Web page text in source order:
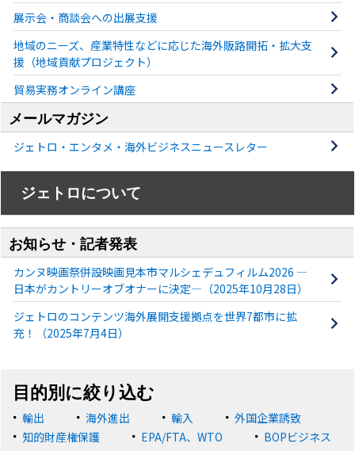
展示会・商談会への出展支援
地域のニーズ、産業特性などに応じた海外販路開拓・拡大支
援（地域貢献プロジェクト）
貿易実務オンライン講座
メールマガジン
ジェトロ・エンタメ・海外ビジネスニュースレター
ジェトロについて
お知らせ・記者発表
カンヌ映画祭併設映画見本市マルシェデュフィルム2026 ―
日本がカントリーオブオナーに決定―（2025年10月28日）
ジェトロのコンテンツ海外展開支援拠点を世界7都市に拡
充！（2025年7月4日）
目的別に絞り込む
輸出 海外進出 輸入
外国企業誘致
知的財産権保護
EPA/FTA、WTO
BOPビジネス